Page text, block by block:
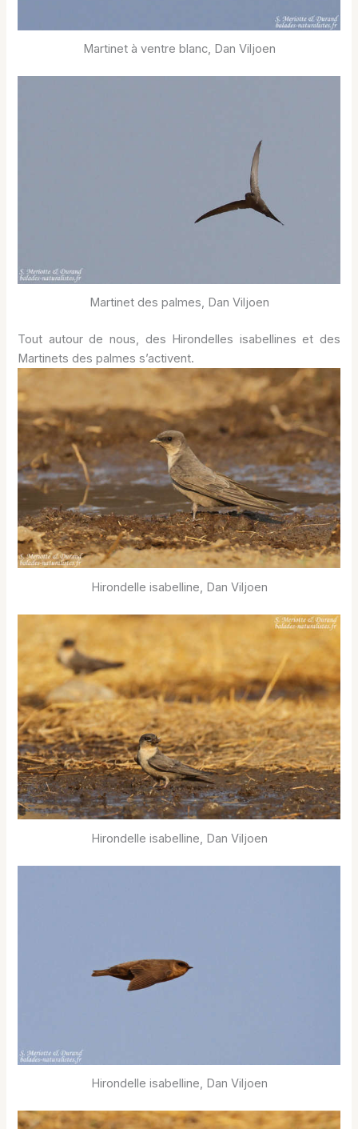
Martinet à ventre blanc, Dan Viljoen
Martinet des palmes, Dan Viljoen
Tout autour de nous, des Hirondelles isabellines et des
Martinets des palmes s’activent.
Hirondelle isabelline, Dan Viljoen
Hirondelle isabelline, Dan Viljoen
Hirondelle isabelline, Dan Viljoen